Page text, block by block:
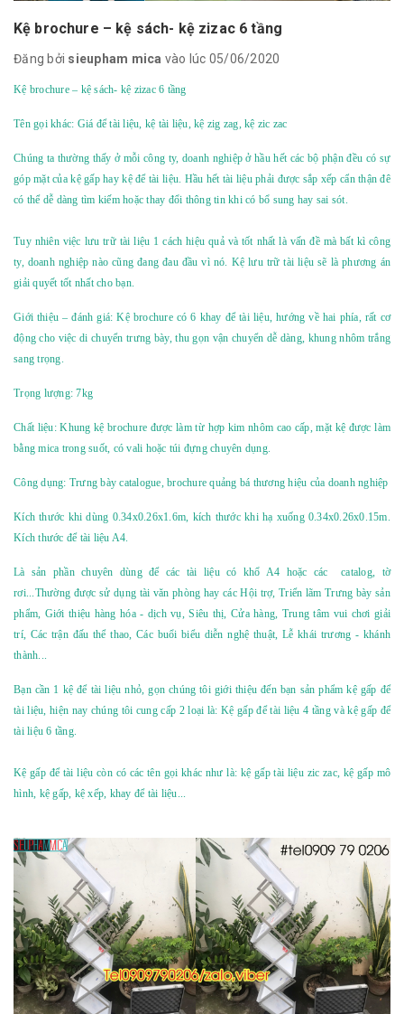
Kệ brochure – kệ sách- kệ zizac 6 tầng
Đăng bởi sieupham mica vào lúc 05/06/2020
Kệ brochure – kệ sách- kệ zizac 6 tầng
Tên gọi khác: Giá để tài liệu, kệ tài liệu, kệ zig zag, kệ zic zac
Chúng ta thường thấy ở mỗi công ty, doanh nghiệp ở hầu hết các bộ phận đều có sự
góp mặt của kệ gấp hay kệ để tài liệu. Hầu hết tài liệu phải được sắp xếp cẩn thận đê
có thể dễ dàng tìm kiếm hoặc thay đổi thông tin khi có bổ sung hay sai sót.
Tuy nhiên việc lưu trữ tài liệu 1 cách hiệu quả và tốt nhất là vấn đề mà bất kì công
ty, doanh nghiệp nào cũng đang đau đầu vì nó. Kệ lưu trữ tài liệu sẽ là phương án
giải quyết tốt nhất cho bạn.
Giới thiệu – đánh giá: Kệ brochure có 6 khay để tài liệu, hướng về hai phía, rất cơ
động cho việc di chuyển trưng bày, thu gọn vận chuyển dễ dàng, khung nhôm trắng
sang trọng.
Trọng lượng: 7kg
Chất liệu: Khung kệ brochure được làm từ hợp kim nhôm cao cấp, mặt kệ được làm
bằng mica trong suốt, có vali hoặc túi đựng chuyên dụng.
Công dụng: Trưng bày catalogue, brochure quảng bá thương hiệu của doanh nghiệp
Kích thước khi dùng 0.34x0.26x1.6m, kích thước khi hạ xuống 0.34x0.26x0.15m.
Kích thước để tài liệu A4.
Là sản phần chuyên dùng để các tài liệu có khổ A4 hoặc các catalog, tờ
rơi...Thường được sử dụng tài văn phòng hay các Hội trợ, Triển lãm Trưng bày sản
phẩm, Giới thiệu hàng hóa - dịch vụ, Siêu thị, Cửa hàng, Trung tâm vui chơi giải
trí, Các trận đấu thể thao, Các buổi biểu diễn nghệ thuật, Lễ khái trương - khánh
thành...
Bạn cần 1 kệ để tài liệu nhỏ, gọn chúng tôi giới thiệu đến bạn sản phẩm kệ gấp để
tài liệu, hiện nay chúng tôi cung cấp 2 loại là: Kệ gấp để tài liệu 4 tầng và kệ gấp để
tài liệu 6 tầng.
Kệ gấp để tài liệu còn có các tên gọi khác như là: kệ gấp tài liệu zic zac, kệ gấp mô
hình, kệ gấp, kệ xếp, khay để tài liệu...